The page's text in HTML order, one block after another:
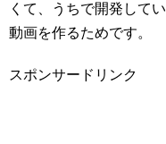
くて、うちで開発して
動画を作るためです。
スポンサードリンク